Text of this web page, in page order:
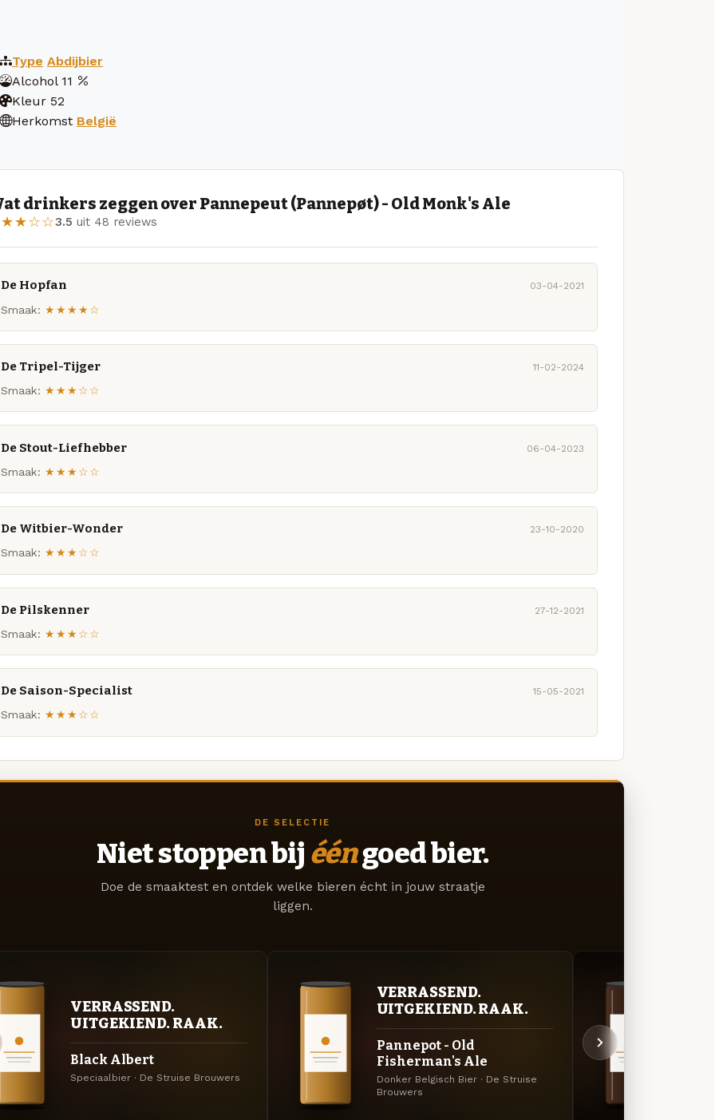
Type Abdijbier
Alcohol 11
Kleur 52
Herkomst België
drinkers zeggen over Pannepeut (Pannepøt) - Old Monk's Ale
3.5 uit 48 reviews
De Hopfan 03-04-2021
Smaak: ★★★★☆
De Tripel-Tijger 11-02-2024
Smaak: ★★★☆☆
De Stout-Liefhebber 06-04-2023
Smaak: ★★★☆☆
De Witbier-Wonder 23-10-2020
Smaak: ★★★☆☆
De Pilskenner 27-12-2021
Smaak: ★★★☆☆
De Saison-Specialist 15-05-2021
Smaak: ★★★☆☆
DE SELECTIE
Niet stoppen bij ééngoed bier.
Doe de smaaktest en ontdek welke bieren écht in jouw straatje
liggen.
VERRASSEND.
UITGEKIEND. RAAK.
Black Albert
Speciaalbier · De Struise Brouwers
VERRASSEND.
UITGEKIEND. RAAK.
Pannepot - Old
Fisherman's Ale
Donker Belgisch Bier · De Struise
Brouwers